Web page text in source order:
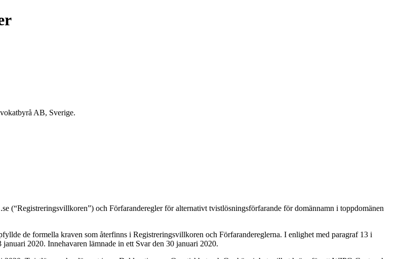
AB, Sverige.
(“Registreringsvillkoren”) och Förfaranderegler för alternativt tvistlösningsförfarande för domännamn i toppdomänen
de formella kraven som återfinns i Registreringsvillkoren och Förfarandereglerna. I enlighet med paragraf 13 i
2020. Innehavaren lämnade in ett Svar den 30 januari 2020.